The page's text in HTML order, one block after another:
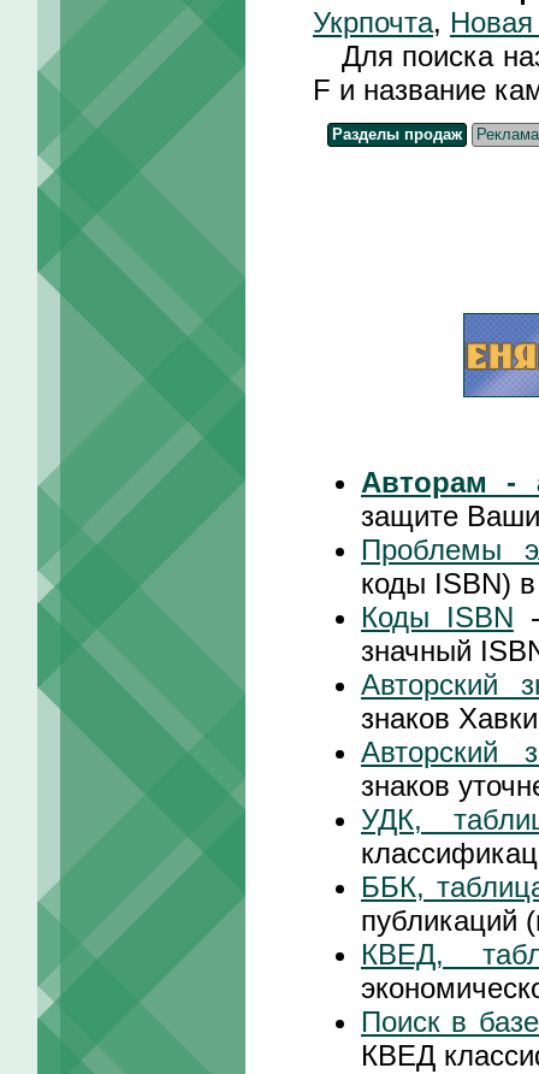
Укрпочта, Новая
Для поиска
F и название
Разделы продаж Реклама
Авторам -
защите
Проблемы
коды ISBN)
Коды ISBN
значный
Авторский
знаков
Авторский
знаков
УДК,
ББК,
публикаций
КВЕД,
Поиск в
КВЕД